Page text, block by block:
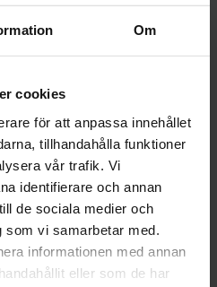
Om
cookies
för att anpassa innehållet
tillhandahålla funktioner
vår trafik. Vi
identifierare och annan
de sociala medier och
vi samarbetar med.
informationen med annan
eller som de har
glamour och
är inget för svenska
den måttfulla
hem, säger
”Hellre en
skor, än en
i högklackat.”